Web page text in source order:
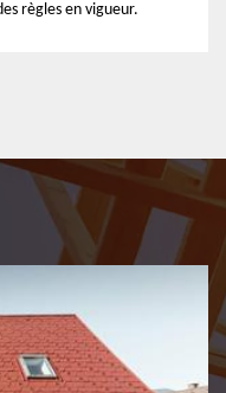
règles en vigueur.